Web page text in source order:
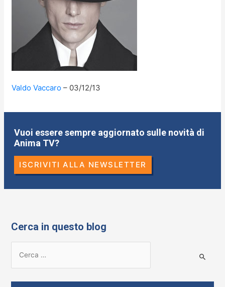
Valdo Vaccaro 03/12/13
Vuoi essere sempre aggiornato sulle novità di
Anima TV?
ISCRIVITI ALLA NEWSLETTER
Cerca in questo blog